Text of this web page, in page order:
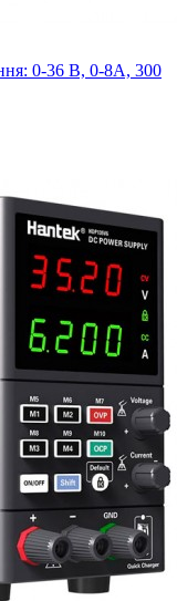
0-36 В, 0-8А, 300